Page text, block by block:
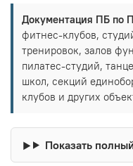
Документация ПБ по
фитнес-клубов,
тренировок, залов
пилатес-студий,
школ, секций
клубов и других
Показать